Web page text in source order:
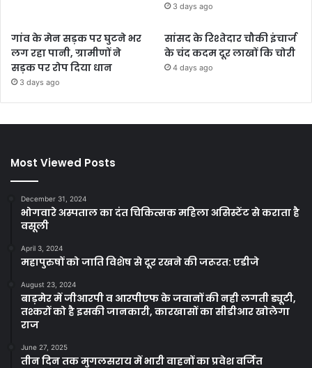
3 days ago
गांव के मेन सड़क पर घुटने भर
लग रहा पानी, ग्रामीणों ने
सड़क पर रोप दिया धान
3 days ago
सांसद के रिश्तेदार चौकी इंचार्ज
के चंद कदम दूर लाखों कि चोरी
4 days ago
Most Viewed Posts
December 31, 2024
भोगवारे अस्पताल का दंत चिकित्सक महिला असिस्टेंट से कराता है
वसूली
April 3, 2024
महापुरुषों को जाति विशेष से दूर रखने की जरूरत: एडीजे
August 23, 2024
बाड़मेर में जीआरपी व आरपीएफ के जवानों की नही लगती ड्यूटी,
तश्करों को है इसकी जानकारी, कारखासों का सीडीआर खोलेगा
राज
June 27, 2025
तीन दिन तक मुगलसराय में भारी वाहनों का प्रवेश वर्जित